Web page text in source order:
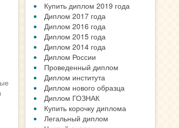
Купить диплом 2019 года
Диплом 2017 года
Диплом 2016 года
Диплом 2015 года
Диплом 2014 года
Диплом России
Проведенный диплом
Диплом института
Диплом нового образца
Диплом ГОЗНАК
Купить корочку диплома
Легальный диплом